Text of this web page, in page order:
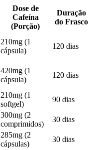
Dose de
Cafeína
(Porção)
Duração
do Frasco
210mg (1
cápsula)
120 dias
420mg (1
cápsula)
120 dias
210mg (1
softgel)
90 dias
300mg (2
comprimidos)
30 dias
285mg (2
cápsulas)
30 dias